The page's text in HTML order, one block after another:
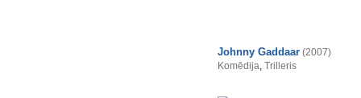
Johnny Gaddaar (2007)
Komēdija, Trilleris